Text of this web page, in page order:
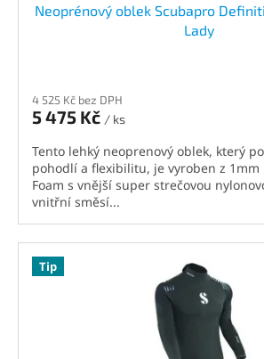
Neoprénový oblek Scubapro
Lady
4 525 Kč bez DPH
5 475 Kč / ks
Tento lehký neoprenový oblek, který
pohodlí a flexibilitu, je vyroben z 1mm
Foam s vnější super strečovou
vnitřní směsí...
Tip